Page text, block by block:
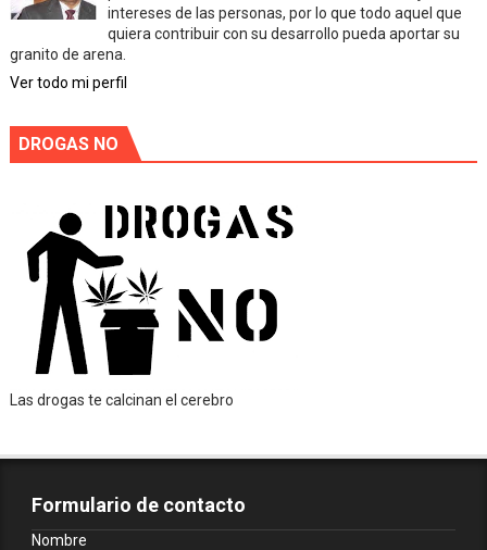
intereses de las personas, por lo que todo aquel que
quiera contribuir con su desarrollo pueda aportar su
granito de arena.
Ver todo mi perfil
DROGAS NO
Las drogas te calcinan el cerebro
Formulario de contacto
Nombre